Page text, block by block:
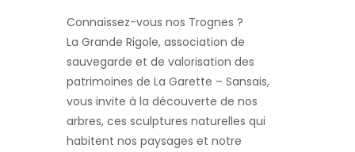
Connaissez-vous nos Trognes ?
La Grande Rigole, association de
sauvegarde et de valorisation des
patrimoines de La Garette – Sansais,
vous invite à la découverte de nos
arbres, ces sculptures naturelles qui
habitent nos paysages et notre